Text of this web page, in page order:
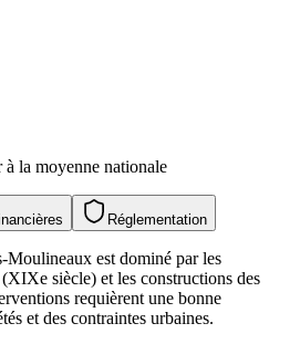
à la moyenne nationale
Réglementation
est dominé par les
siècle) et les constructions des
requièrent une bonne
et des contraintes urbaines.